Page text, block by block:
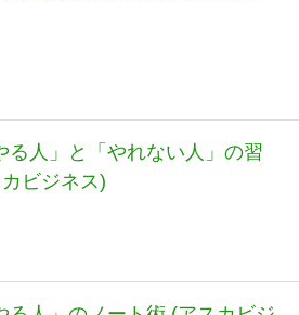
る人」と「やれない人」の習
ビジネス)